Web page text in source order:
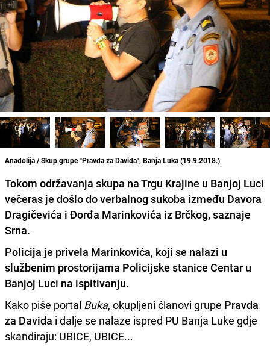
Anadolija / Skup grupe "Pravda za Davida", Banja Luka (19.9.2018.)
Tokom održavanja skupa na Trgu Krajine u Banjoj Luci
večeras je došlo do verbalnog sukoba između Davora
Dragičevića i Đorđa Marinkovića iz Brčkog, saznaje
Srna.
Policija je privela Marinkovića, koji se nalazi u
službenim prostorijama Policijske stanice Centar u
Banjoj Luci na ispitivanju.
Kako piše portal Buka, okupljeni članovi grupe Pravda
za Davida i dalje se nalaze ispred PU Banja Luke gdje
skandiraju: UBICE, UBICE...